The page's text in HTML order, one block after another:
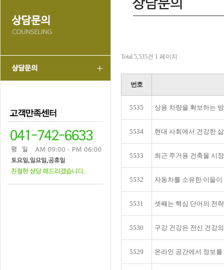
Total 5,535건 1 페이지
번호
5535 상용 차량을 확보하는
5534 현대 사회에서 건강한
5533 최근 주거용 건축물 시
5532 자동차를 소유한 이들
5531 셋째는 핵심 단어의 전
5530 구강 건강은 전신 건강
5529 온라인 공간에서 정보